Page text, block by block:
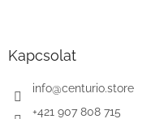
Kapcsolat
info@centurio.store
+421 907 808 715